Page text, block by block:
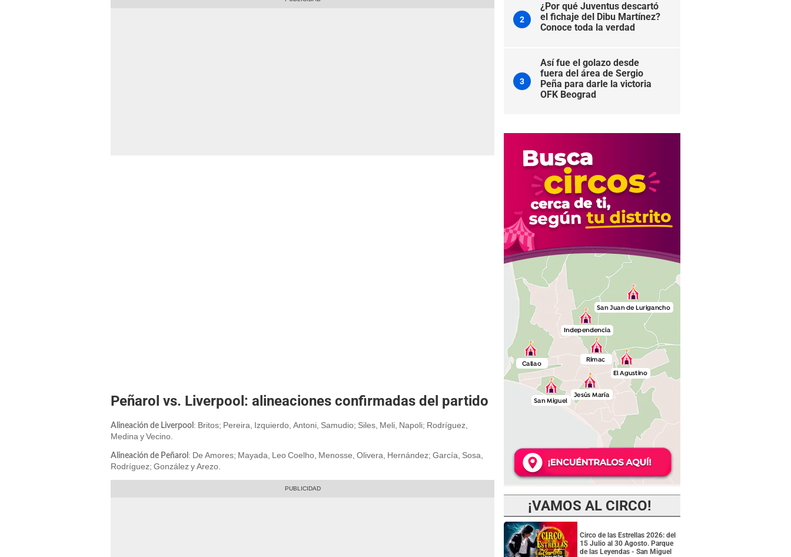
Peñarol vs. Liverpool: alineaciones confirmadas del partido
Alineación de Liverpool : Britos; Pereira, Izquierdo, Antoni, Samudio; Siles, Meli, Napoli; Rodríguez,
Medina y Vecino.
Alineación de Peñarol : De Amores; Mayada, Leo Coelho, Menosse, Olivera, Hernández; García, Sosa,
Rodríguez; González y Arezo.
2
¿Por qué Juventus descartó
el fichaje del Dibu Martínez?
Conoce toda la verdad
3
Así fue el golazo desde
fuera del área de Sergio
Peña para darle la victoria
OFK Beograd
¡VAMOS AL CIRCO!
Circo de las Estrellas 2026: del
15 Julio al 30 Agosto. Parque
de las Leyendas - San Miguel